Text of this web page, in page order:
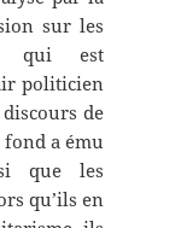
sur les
qui est
politicien
de
a ému
que les
qu’ils en